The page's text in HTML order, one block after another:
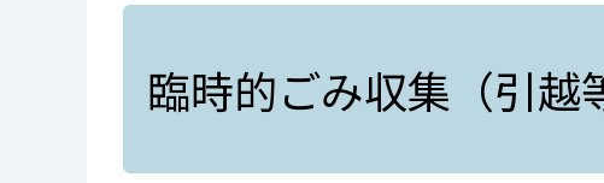
臨時的ごみ収集（引越